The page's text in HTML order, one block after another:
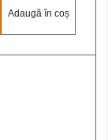
Adaugă în coș